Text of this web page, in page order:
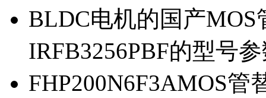
BLDC电机的国产MOS
IRFB3256PBF的型号
FHP200N6F3AMOS管